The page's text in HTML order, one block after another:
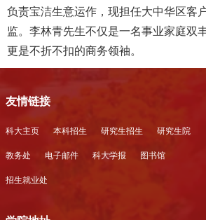
负责宝洁生意运作，现担任大中华区客
监。李林青先生不仅是一名事业家庭双
更是不折不扣的商务领袖。
友情链接
科大主页 本科招生 研究生招生 研究生院
教务处 电子邮件 科大学报 图书馆
招生就业处